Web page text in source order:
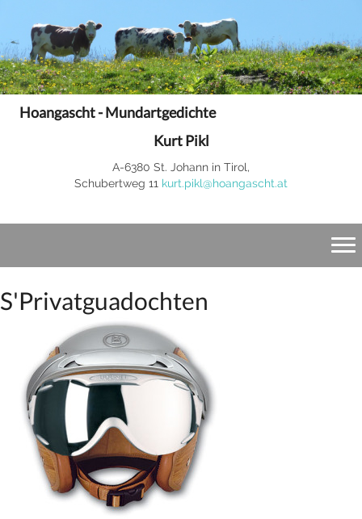
Hoangascht - Mundartgedichte
Kurt Pikl
A-6380 St. Johann in Tirol,
Schubertweg 11 kurt.pikl@hoangascht.at
S'Privatguadochten